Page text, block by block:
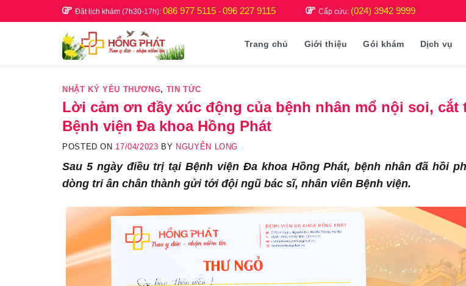
to
Đặt lịch khám (7h30-17h): 086 977 5115 - 096 227 9115 Cấp cứu: (024) 3942 9999
Trang chủ Giới thiệu Gói khám Dịch vụ
NHẬT KÝ YÊU THƯƠNG, TIN TỨC
Lời cảm ơn đầy xúc động của bệnh nhân mổ nội soi, cắt
Bệnh viện Đa khoa Hồng Phát
POSTED ON 17/04/2023 BY NGUYỄN LONG
Sau 5 ngày điều trị tại Bệnh viện Đa khoa Hồng Phát, bệnh nhân đã hồi
dòng tri ân chân thành gửi tới đội ngũ bác sĩ, nhân viên Bệnh viện.